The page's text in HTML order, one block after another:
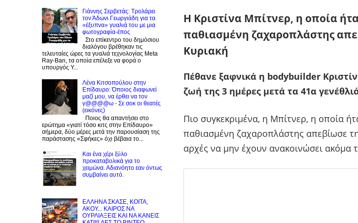
Η Κριστίνα Μπίτνερ, η οποία
παθιασμένη ζαχαροπλάστης
Κυριακή
Πέθανε ξαφνικά η bodybuilder
ζωή της 3 ημέρες μετά τα 41α
Πιο συγκεκριμένα, η Μπίτνερ, η οποία
παθιασμένη ζαχαροπλάστης απεβίωσε
αρχές να μην έχουν ανακοινώσει ακόμα
Γιάννης Σερβετάς: Τρολάρει
τον Άδωνι Γεωργιάδη για τα
«έξυπνα» γυαλιά του με μια
φωτογραφία-έπος
Στο επίκεντρο του δημόσιου
διαλόγου βρέθηκαν τις
τελευταίες ώρες τα γυαλιά τεχνολογίας Meta
Ray-Ban, τα οποία επέλεξε να φορά ο
υπουργός Υ...
Λένα Κιτσοπούλου στην
Επίδαυρο: Όποιος διαφωνεί
μαζί μου, να έρθει να τον
γ@@@@ω - Σε σοκ οι θεατές
(εικόνες)
Ποιος θα απαντήσει στο
ερώτημα «γιατί τόσο κιτς στην Επίδαυρο»
σήμερα, δύο μέρες μετά την παρουσίαση της
παράστασης «Σφήκες» όχι βέβαια το...
Και ένα χέρι ξύλο
προκαταβολικά για το
χειμώνα. Αδιανόητο εαν όντως
συμβαίνει αυτό.
EΛΛΗΝΑ ΣΚΑΣΕ, ΚΟΙΤΑ,
ΑΚΟΥ... ΚΑΙΡΟΣ ΝΑ
ΟΥΡΛIAΞΕΙΣ ΚΑΙ ΝΑ ΚΑΝΕΙΣ